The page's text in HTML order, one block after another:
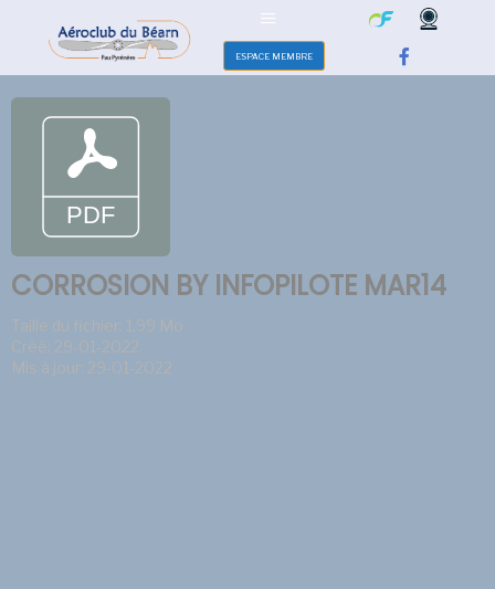
ESPACE MEMBRE
CORROSION BY INFOPILOTE MAR14
Taille du fichier: 1.99 Mo
Créé: 29-01-2022
Mis à jour: 29-01-2022